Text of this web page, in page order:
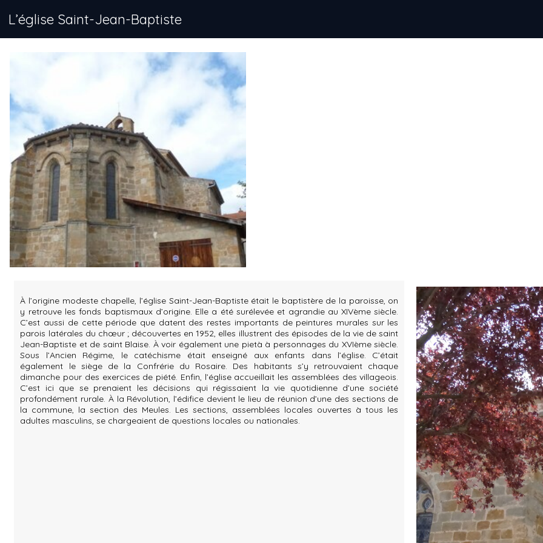
L’église Saint-Jean-Baptiste
À l’origine modeste chapelle, l’église Saint-Jean-Baptiste était le baptistère de la paroisse, on
y retrouve les fonds baptismaux d’origine. Elle a été surélevée et agrandie au XIVème siècle.
C’est aussi de cette période que datent des restes importants de peintures murales sur les
parois latérales du chœur ; découvertes en 1952, elles illustrent des épisodes de la vie de saint
Jean-Baptiste et de saint Blaise. À voir également une pietà à personnages du XVIème siècle.
Sous l’Ancien Régime, le catéchisme était enseigné aux enfants dans l’église. C’était
également le siège de la Confrérie du Rosaire. Des habitants s’y retrouvaient chaque
dimanche pour des exercices de piété. Enfin, l’église accueillait les assemblées des villageois.
C’est ici que se prenaient les décisions qui régissaient la vie quotidienne d’une société
profondément rurale. À la Révolution, l’édifice devient le lieu de réunion d’une des sections de
la commune, la section des Meules. Les sections, assemblées locales ouvertes à tous les
adultes masculins, se chargeaient de questions locales ou nationales.